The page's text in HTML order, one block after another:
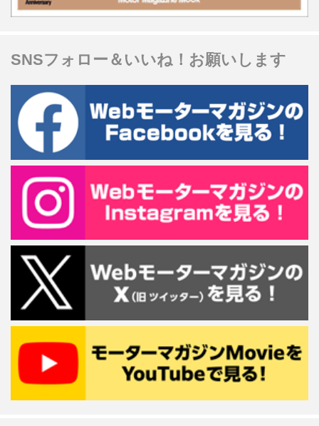
SNSフォロー＆いいね！お願いします